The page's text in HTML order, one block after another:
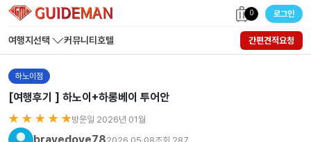
0 로그인
여행지선택 커뮤니티 호텔 간편견적요청
하노이점
[여행후기 ] 하노이+하롱베이 투어안
★ ★ ★ ★ ★방문일 2026년 01월
2026.05.08조회 287